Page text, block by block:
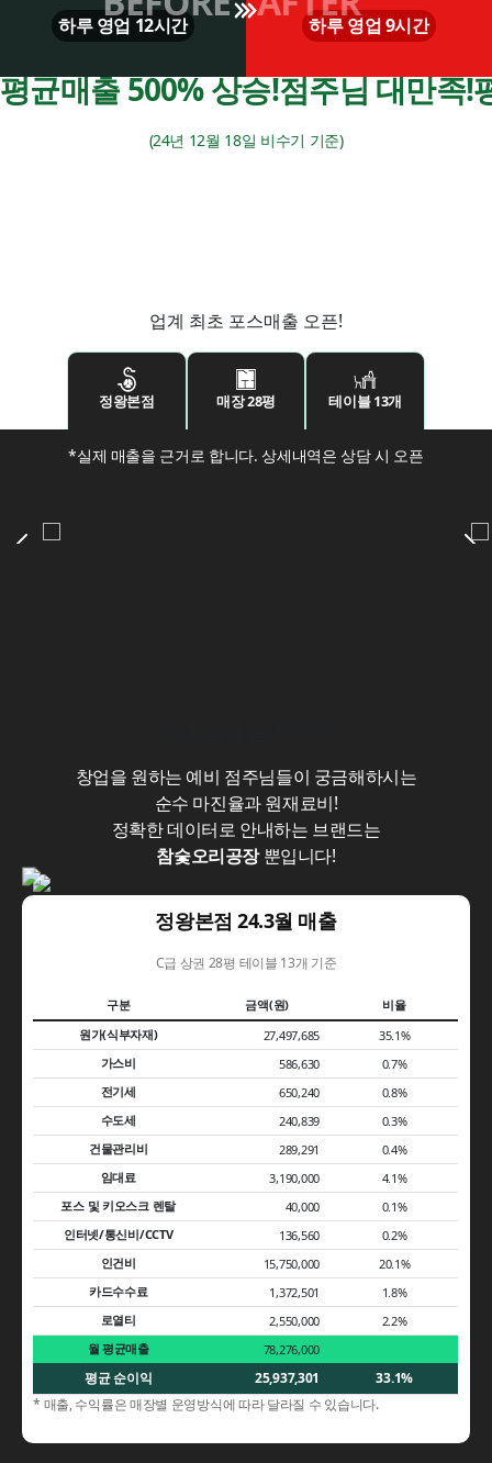
하루 영업 12시간 하루 영업 9시간
평균매출 500% 상승!점주님 대만족!
(24년 12월 18일 비수기 기준)
업계 최초 포스매출 오픈!
정왕본점 매장 28평 테이블 13개
*실제 매출을 근거로 합니다. 상세내역은 상담 시 오픈
창업을 원하는 예비 점주님들이 궁금해하시는
순수 마진율과 원재료비!
정확한 데이터로 안내하는 브랜드는
참숯오리공장뿐입니다!
정왕본점 24.3월 매출
C급 상권 28평 테이블 13개 기준
구분 금액(원)
비율
원가(식부자재)
27,497,685
35.1%
가스비
586,630
0.7%
전기세
650,240
0.8%
수도세
240,839
0.3%
건물관리비
289,291
0.4%
임대료
3,190,000
4.1%
포스 및 키오스크 렌탈
40,000
0.1%
인터넷/통신비/CCTV
136,560
0.2%
인건비
15,750,000
20.1%
카드수수료
1,372,501
1.8%
로열티
2,550,000
2.2%
월 평균매출
78,276,000
평균 순이익 25,937,301
33.1%
* 매출, 수익률은 매장별 운영방식에 따라 달라질 수 있습니다.